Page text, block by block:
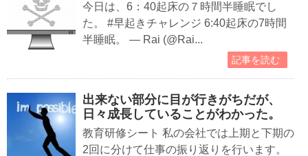
今日は、6：40起床の７時間半睡眠でし
た。 #早起きチャレンジ 6:40起床の7時間
半睡眠。 — Rai (@Rai...
記事を読む
出来ない部分に目が行きがちだが、
日々成長していることがわかった。
教育研修シート 私の会社では上期と下期の
2回に分けて仕事の振り返りを行います。